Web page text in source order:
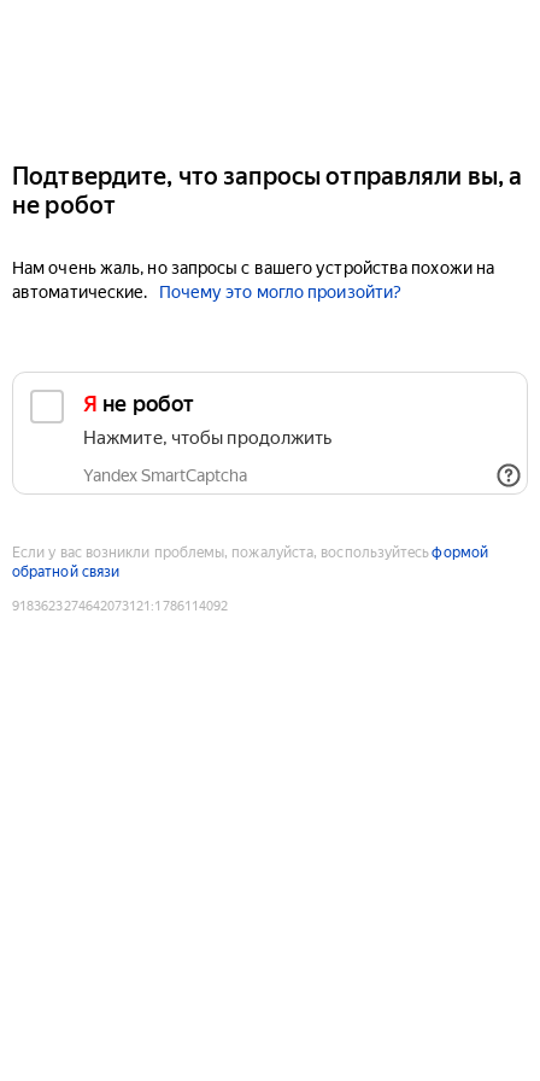
Подтвердите, что запросы отправляли вы, а
не робот
Нам очень жаль, но запросы с вашего устройства похожи на
автоматические.
Почему это могло произойти?
Я не робот
Нажмите, чтобы продолжить
Yandex SmartCaptcha
Если у вас возникли проблемы, пожалуйста, воспользуйтесьформой
обратной связи
9183623274642073121 :1786114092